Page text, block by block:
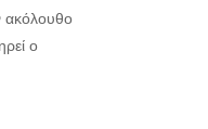
ακόλουθο
ο